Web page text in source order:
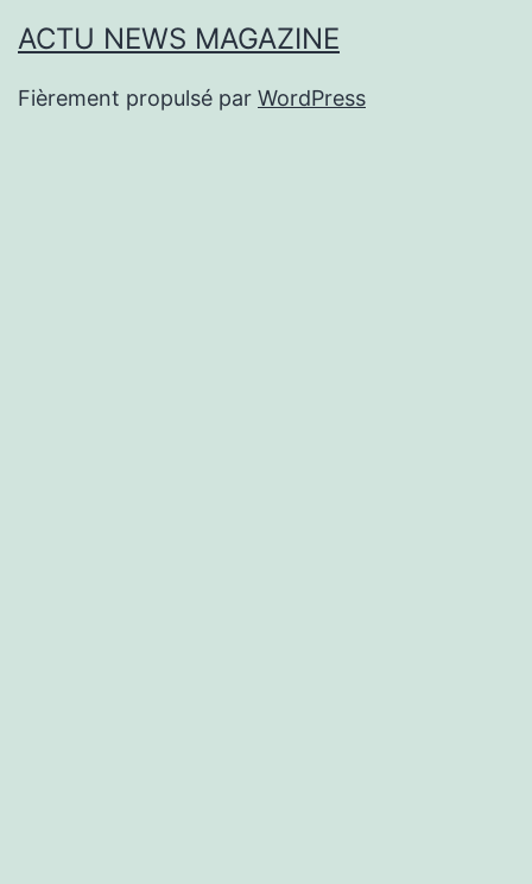
ACTU NEWS MAGAZINE
Fièrement propulsé par WordPress